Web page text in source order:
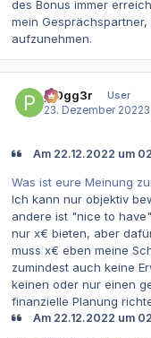
des Bonus immer
mein
aufzunehmen.
pr0gg3r
User
23. Dezember 2022
Am 22.12.2022 um
Was ist eure Meinung
Ich kann nur objektiv
andere ist "nice to
nur x€ bieten, aber
muss x€ eben meine
zumindest auch keine
keinen oder nur einen
finanzielle Planung
Am 22.12.2022 um